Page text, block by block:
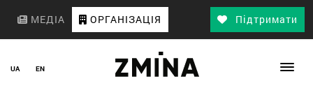
МЕДІА ОРГАНІЗАЦІЯ Підтримати
UA EN